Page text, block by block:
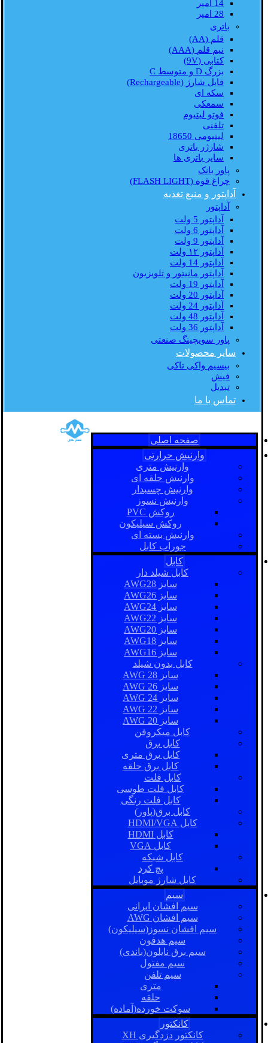
14 امپر
28 امپر
باتری
قلم (AA)
نیم قلم (AAA)
کتابی (9V)
بزرگ D و متوسط C
قابل شارژ (Rechargeable)
سکه ای
سمعکی
فوتو لیتیوم
تلفنی
لیتیومی 18650
شارژر باتری
سایر باتری ها
پاور بانک
چراغ قوه (FLASH LIGHT)
آداپتور و منبع تغذیه
آداپتور
آداپتور 5 ولت
آداپتور 6 ولت
آداپتور 9 ولت
آداپتور ۱۲ ولت
آداپتور 14 ولت
آداپتور مانیتور و تلویزیون
آداپتور 19 ولت
آداپتور 20 ولت
آداپتور 24 ولت
آداپتور 48 ولت
آداپتور 36 ولت
پاور سویچینگ صنعتی
سایر محصولات
بیسیم واکی تاکی
فیش
تبدیل
تماس با ما
صفحه اصلی
وارنیش حرارتی
وارنیش متری
وارنیش حلقه ای
وارنیش چسبدار
وارنیش نسوز
روکش PVC
روکش سیلیکون
وارنیش بسته ای
جوراب کابل
کابل
کابل شیلد دار
سایز AWG28
سایز AWG26
سایز AWG24
سایز AWG22
سایز AWG20
سایز AWG18
سایز AWG16
کابل بدون شیلد
سایز AWG 28
سایز AWG 26
سایز AWG 24
سایز AWG 22
سایز AWG 20
کابل میکروفن
کابل برق
کابل برق متری
کابل برق حلقه
کابل فلت
کابل فلت طوسی
کابل فلت رنگی
کابل برق(پاور)
کابل HDMI/VGA
کابل HDMI
کابل VGA
کابل شبکه
پچ کرد
کابل شارژ موبایل
سیم
سیم افشان ایرانی
سیم افشان AWG
سیم افشان نسوز(سیلیکون)
سیم هدفون
سیم برق نایلون(باندی)
سیم مفتول
سیم تلفن
متری
حلقه
سوکت خورده(آماده)
کانکتور
کانکتور دزدگیری XH